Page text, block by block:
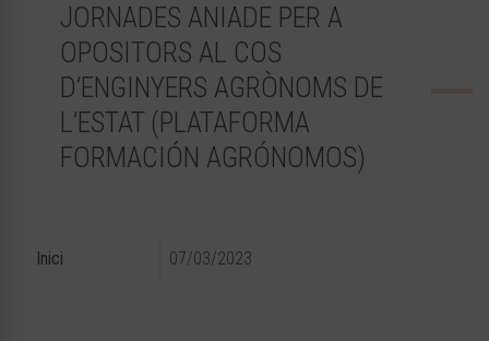
JORNADES ANIADE PER A
OPOSITORS AL COS
D’ENGINYERS AGRÒNOMS DE
L’ESTAT (PLATAFORMA
FORMACIÓN AGRÓNOMOS)
Inici 07/03/2023